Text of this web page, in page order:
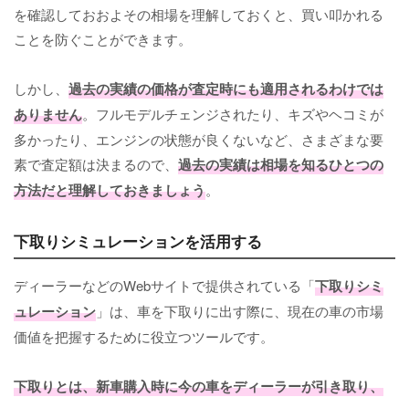
を確認しておおよその相場を理解しておくと、買い叩かれる
ことを防ぐことができます。
しかし、 過去の実績の価格が査定時にも適用されるわけでは
ありません。フルモデルチェンジされたり、キズやヘコミが
多かったり、エンジンの状態が良くないなど、さまざまな要
素で査定額は決まるので、 過去の実績は相場を知るひとつの
方法だと理解しておきましょう。
下取りシミュレーションを活用する
ディーラーなどのWebサイトで提供されている「下取りシミ
ュレーション 」は、車を下取りに出す際に、現在の車の市場
価値を把握するために役立つツールです。
下取りとは、新車購入時に今の車をディーラーが引き取り、